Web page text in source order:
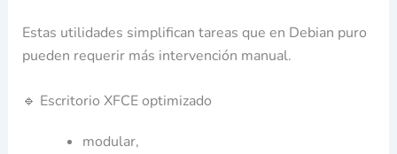
Estas utilidades simplifican tareas que en Debian puro
pueden requerir más intervención manual.
🔹 Escritorio XFCE optimizado
modular,